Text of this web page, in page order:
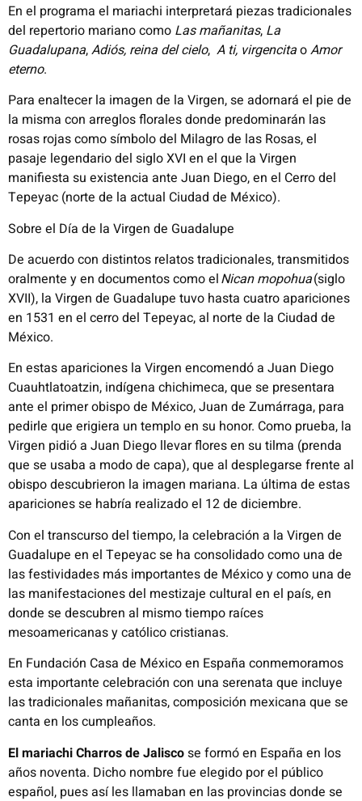
En el programa el mariachi interpretará piezas tradicionales
del repertorio mariano como Las mañanitas, La
Guadalupana,Adiós, reina del cielo, A ti, virgencitaoAmor
eterno.
Para enaltecer la imagen de la Virgen, se adornará el pie de
la misma con arreglos florales donde predominarán las
rosas rojas como símbolo del Milagro de las Rosas, el
pasaje legendario del siglo XVI en el que la Virgen
manifiesta su existencia ante Juan Diego, en el Cerro del
Tepeyac (norte de la actual Ciudad de México).
Sobre el Día de la Virgen de Guadalupe
De acuerdo con distintos relatos tradicionales, transmitidos
oralmente y en documentos como elNican mopohua(siglo
XVII), la Virgen de Guadalupe tuvo hasta cuatro apariciones
en 1531 en el cerro del Tepeyac, al norte de la Ciudad de
México.
En estas apariciones la Virgen encomendó a Juan Diego
Cuauhtlatoatzin, indígena chichimeca, que se presentara
ante el primer obispo de México, Juan de Zumárraga, para
pedirle que erigiera un templo en su honor. Como prueba, la
Virgen pidió a Juan Diego llevar flores en su tilma (prenda
que se usaba a modo de capa), que al desplegarse frente al
obispo descubrieron la imagen mariana. La última de estas
apariciones se habría realizado el 12 de diciembre.
Con el transcurso del tiempo, la celebración a la Virgen de
Guadalupe en el Tepeyac se ha consolidado como una de
las festividades más importantes de México y como una de
las manifestaciones del mestizaje cultural en el país, en
donde se descubren al mismo tiempo raíces
mesoamericanas y católico cristianas.
En Fundación Casa de México en España conmemoramos
esta importante celebración con una serenata que incluye
las tradicionales mañanitas, composición mexicana que se
canta en los cumpleaños.
El mariachi Charros de Jaliscose formó en España en los
años noventa. Dicho nombre fue elegido por el público
español, pues así les llamaban en las provincias donde se